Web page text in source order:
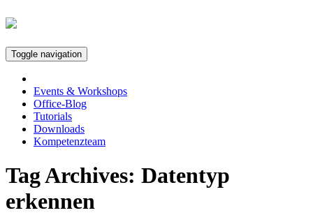
Toggle navigation
Events & Workshops
Office-Blog
Tutorials
Downloads
Kompetenzteam
Tag Archives: Datentyp
erkennen